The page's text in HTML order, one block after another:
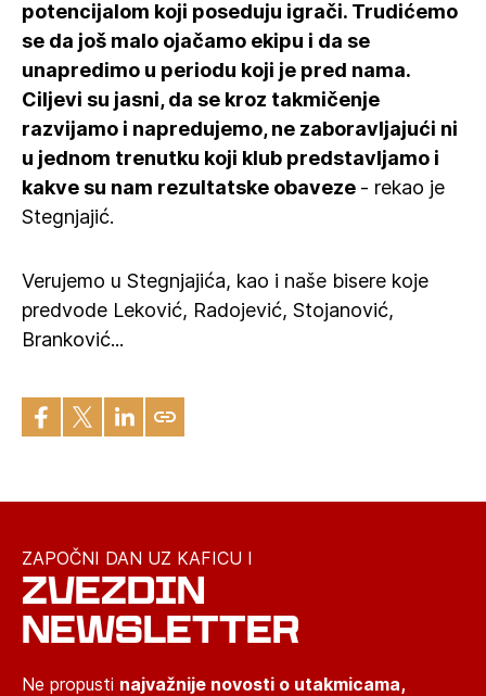
potencijalom koji poseduju igrači. Trudićemo
se da još malo ojačamo ekipu i da se
unapredimo u periodu koji je pred nama.
Ciljevi su jasni, da se kroz takmičenje
razvijamo i napredujemo, ne zaboravljajući ni
u jednom trenutku koji klub predstavljamo i
kakve su nam rezultatske obaveze - rekao je
Stegnjajić.
Verujemo u Stegnjajića, kao i naše bisere koje
predvode Leković, Radojević, Stojanović,
Branković...
ZAPOČNI DAN UZ KAFICU I
ZVEZDIN
NEWSLETTER
Ne propusti najvažnije novosti o utakmicama,